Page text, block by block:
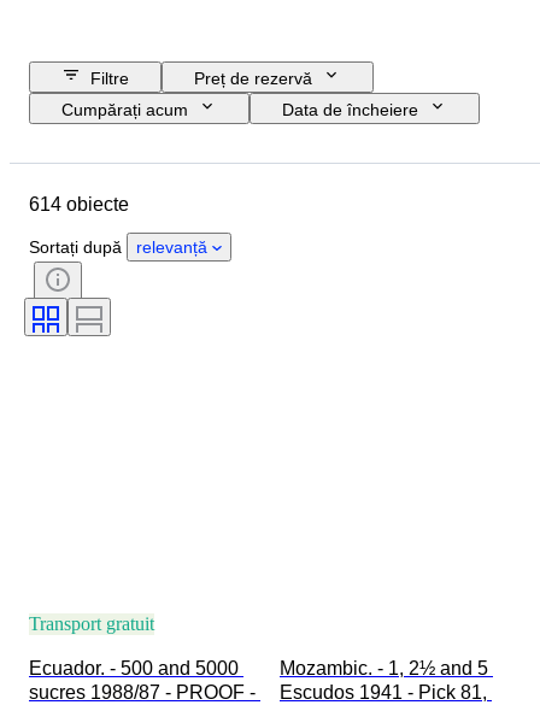
Filtre
Preț de rezervă
Cumpărați acum
Data de încheiere
Certificare
614 obiecte
Sortați după relevanță
Transport gratuit
Ecuador. - 500 and 5000
sucres 1988/87 - PROOF -
Mozambic. - 1, 2½ and 5
Escudos 1941 - Pick 81,